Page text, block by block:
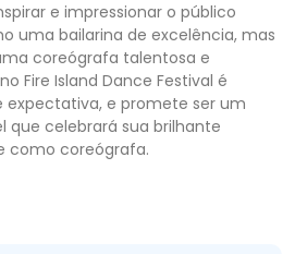
e impressionar o público
uma bailarina de excelência, mas
coreógrafa talentosa e
Fire Island Dance Festival é
e promete ser um
que celebrará sua brilhante
como coreógrafa.